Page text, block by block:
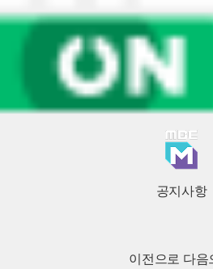
공지사항
이전으로 다음